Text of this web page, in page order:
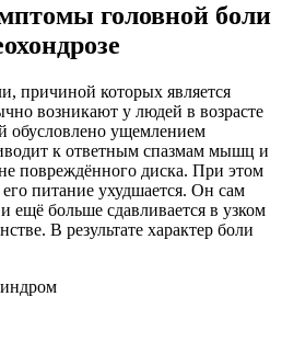
головной боли
причиной которых является
возникают у людей в возрасте
обусловлено ущемлением
к ответным спазмам мышц и
повреждённого диска. При этом
питание ухудшается. Он сам
ещё больше сдавливается в узком
В результате характер боли